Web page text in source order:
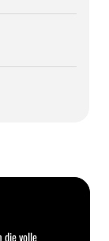
die volle